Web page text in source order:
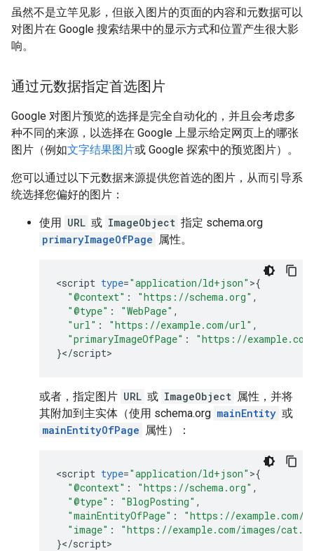
虽然不是立竿见影，但嵌入图片的页面的内容和元数据可以
对图片在 Google 搜索结果中的显示方式和位置产生很大影
响。
通过元数据指定首选图片
Google 对图片预览的选择是完全自动化的，并且会考虑多
种不同的来源，以选择在 Google 上显示给定网页上的哪张
图片（例如文字结果图片或 Google 探索中的预览图片）。
您可以通过以下元数据来源提供您首选的图片，从而引导系
统选择您偏好的图片：
使用 URL 或 ImageObject 指定 schema.org
primaryImageOfPage 属性。
<script type="application/ld+json" >{
"@context" : "https://schema.org" ,
"@type" : "WebPage" ,
"url" : "https://example.com/url" ,
"primaryImageOfPage" :
"https://
}</script>
或者，指定图片 URL 或 ImageObject 属性，并将
其附加到主实体（使用 schema.org mainEntity 或
mainEntityOfPage 属性）：
<script type="application/ld+json" >{
"@context" : "https://schema.org" ,
"@type" : "BlogPosting" ,
"mainEntityOfPage" :
"https://example.com/
"image" :
"https://example.com/images/
}</script>